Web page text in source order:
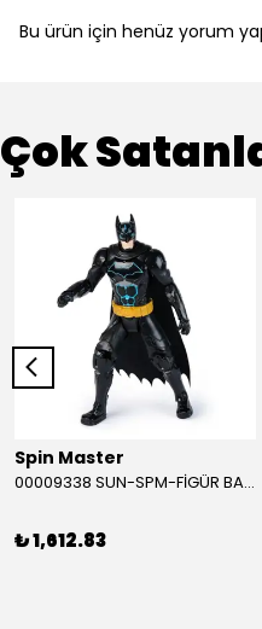
Bu ürün için henüz yorum
Çok
Spin Master
00009338 SUN-SPM-FİGÜR BATMAN NİNJA STRIKE 30 CM. EXC.
₺ 1,612.83